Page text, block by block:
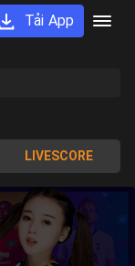
Tải App
LIVESCORE